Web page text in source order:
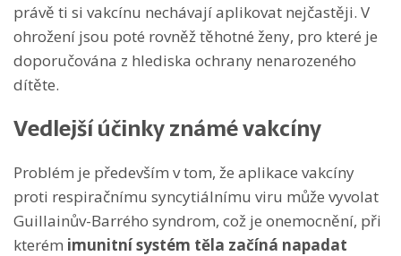
právě ti si vakcínu nechávají aplikovat nejčastěji. V
ohrožení jsou poté rovněž těhotné ženy, pro které je
doporučována z hlediska ochrany nenarozeného
dítěte.
Vedlejší účinky známé vakcíny
Problém je především v tom, že aplikace vakcíny
proti respiračnímu syncytiálnímu viru může vyvolat
Guillainův-Barrého syndrom, což je onemocnění, při
kterém imunitní systém těla začíná napadat